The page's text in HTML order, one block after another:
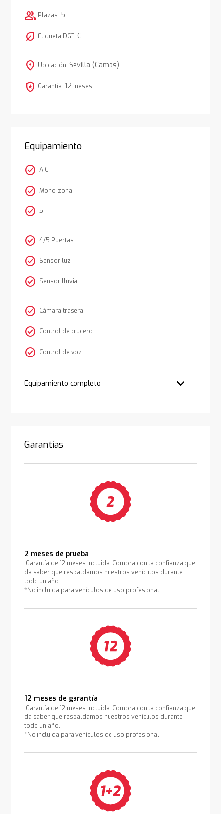
group Plazas: 5
nest_eco_leaf Etiqueta DGT: C
location_on Ubicación: Sevilla (Camas)
local_police Garantía: 12 meses
Equipamiento
check_circle A.C
check_circle Mono-zona
check_circle 5
check_circle 4/5 Puertas
check_circle Sensor luz
check_circle Sensor lluvia
check_circle Cámara trasera
check_circle Control de crucero
check_circle Control de voz
Equipamiento completo
Garantías
2 meses de prueba
¡Garantía de 12 meses incluida! Compra con la confianza que
da saber que respaldamos nuestros vehículos durante
todo un año.
*No incluida para vehículos de uso profesional
12 meses de garantía
¡Garantía de 12 meses incluida! Compra con la confianza que
da saber que respaldamos nuestros vehículos durante
todo un año.
*No incluida para vehículos de uso profesional